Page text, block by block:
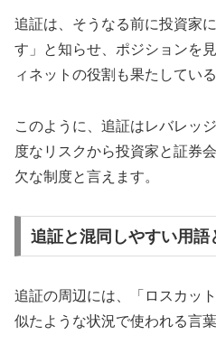
追証は、そうなる前に投資家
す」と知らせ、ポジションを
ィネットの役割も果たしている
このように、追証はレバレッ
度なリスクから投資家と証券
欠な制度と言えます。
追証と混同しやすい用語
追証の周辺には、「ロスカッ
似たような状況で使われる言